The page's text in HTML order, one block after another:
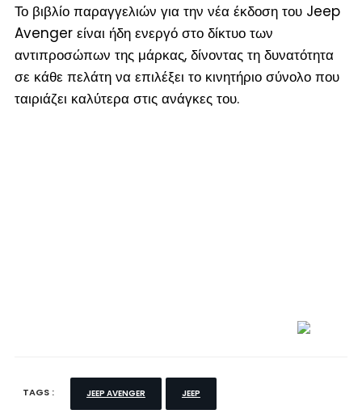
Το βιβλίο παραγγελιών για την νέα έκδοση του Jeep
Avenger είναι ήδη ενεργό στο δίκτυο των
αντιπροσώπων της μάρκας, δίνοντας τη δυνατότητα
σε κάθε πελάτη να επιλέξει το κινητήριο σύνολο που
ταιριάζει καλύτερα στις ανάγκες του.
TAGS : JEEP AVENGER JEEP